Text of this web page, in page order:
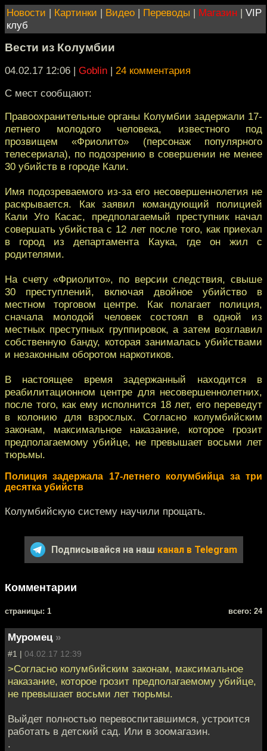
Новости | Картинки | Видео | Переводы | Магазин | VIP
клуб
Вести из Колумбии
04.02.17 12:06 | Goblin | 24 комментария
С мест сообщают:
Правоохранительные органы Колумбии задержали 17-
летнего молодого человека, известного под
прозвищем «Фриолито» (персонаж популярного
телесериала), по подозрению в совершении не менее
30 убийств в городе Кали.
Имя подозреваемого из-за его несовершеннолетия не
раскрывается. Как заявил командующий полицией
Кали Уго Касас, предполагаемый преступник начал
совершать убийства с 12 лет после того, как приехал
в город из департамента Каука, где он жил с
родителями.
На счету «Фриолито», по версии следствия, свыше
30 преступлений, включая двойное убийство в
местном торговом центре. Как полагает полиция,
сначала молодой человек состоял в одной из
местных преступных группировок, а затем возглавил
собственную банду, которая занималась убийствами
и незаконным оборотом наркотиков.
В настоящее время задержанный находится в
реабилитационном центре для несовершеннолетних,
после того, как ему исполнится 18 лет, его переведут
в колонию для взрослых. Согласно колумбийским
законам, максимальное наказание, которое грозит
предполагаемому убийце, не превышает восьми лет
тюрьмы.
Полиция задержала 17-летнего колумбийца за три
десятка убийств
Колумбийскую систему научили прощать.
Подписывайся на наш канал в Telegram
Комментарии
cтраницы: 1 всего: 24
Муромец »
#1 | 04.02.17 12:39
>Согласно колумбийским законам, максимальное
наказание, которое грозит предполагаемому убийце,
не превышает восьми лет тюрьмы.
Выйдет полностью перевоспитавшимся, устроится
работать в детский сад. Или в зоомагазин.
.